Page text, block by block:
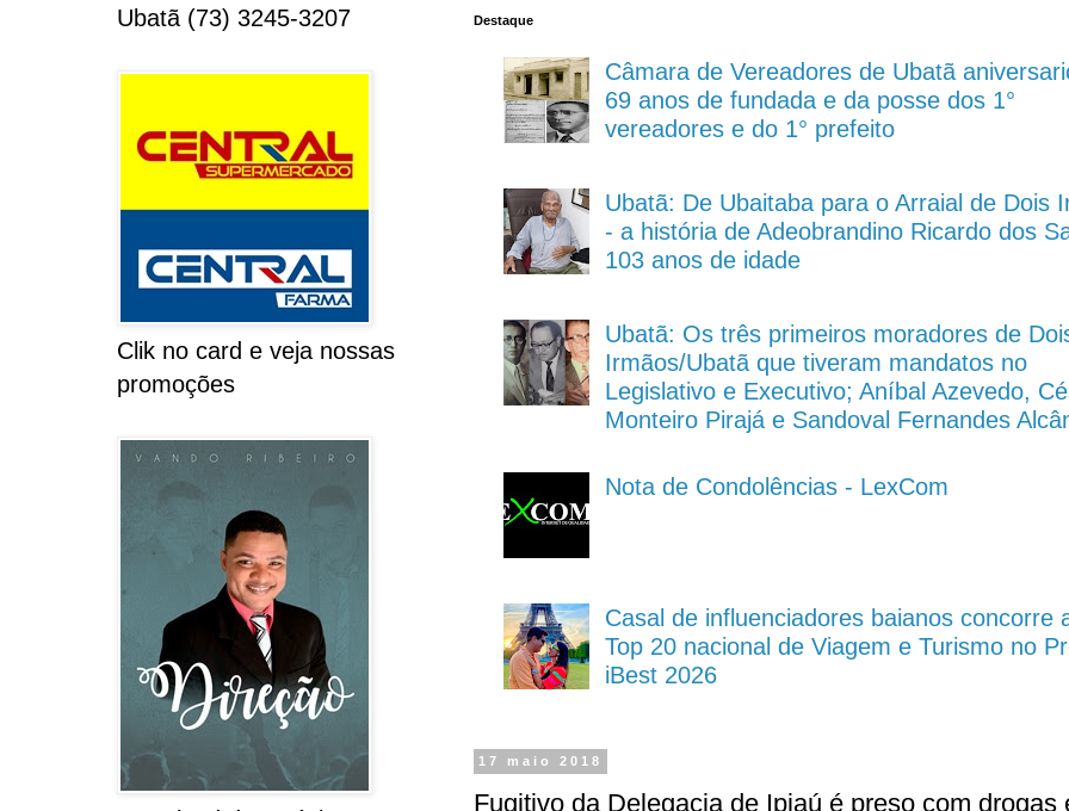
Destaque
Câmara de Vereadores de Ubatã
69 anos de fundada e da posse dos 1°
vereadores e do 1° prefeito
Ubatã: De Ubaitaba para o Arraial de Dois
- a história de Adeobrandino Ricardo dos
103 anos de idade
Ubatã: Os três primeiros moradores de
Irmãos/Ubatã que tiveram mandatos no
Legislativo e Executivo; Aníbal Azevedo,
Monteiro Pirajá e Sandoval Fernandes
Nota de Condolências - LexCom
Casal de influenciadores baianos concorre
Top 20 nacional de Viagem e Turismo no
iBest 2026
17 maio 2018
Fugitivo da Delegacia de Ipiaú é preso com drogas
Ubatã (73) 3245-3207
Clik no card e veja nossas
promoções